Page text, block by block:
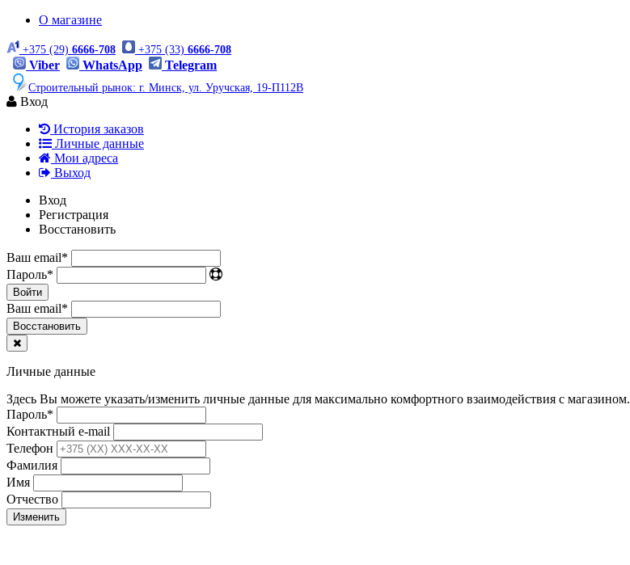
О магазине
+375 (29) 6666-708 +375 (33) 6666-708
Viber WhatsApp Telegram
Строительный рынок: г. Минск, ул. Уручская, 19-П112В
Вход
История заказов
Личные данные
Мои адреса
Выход
Вход
Регистрация
Восстановить
Ваш email*
Пароль*
Войти
Ваш email*
Воcстановить
Личные данные
Здесь Вы можете указать/изменить личные данные для максимально комфортного взаимодействия с магазином.
Пароль*
Контактный e-mail
Телефон
Фамилия
Имя
Отчество
Изменить